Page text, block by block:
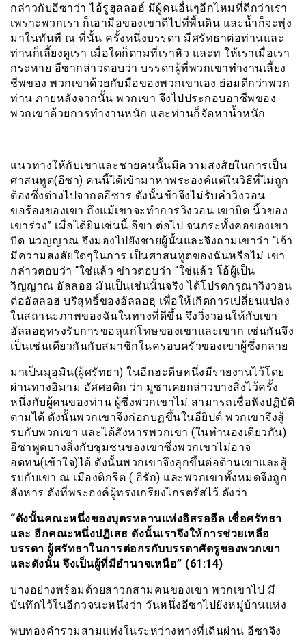
กล่าวกับอีซาว่า ไอ้รูฮุลลอฮ์ มีผู้คนอื่นๆอีกไหมที่ดีกว่าเรา
เพราะพวกเรา ก็เอามือของเขาตีไปที่พื้นดิน และน้ำก็จะพุ่ง
มาในทันที ณ ที่นั้น ครั้งหนึ่งบรรดา มีศรัทธาต่อท่านและ
ท่านก็เลี้ยงดูเรา เมื่อใดก็ตามที่เราหิว และท ให้เราเมื่อเรา
กระหาย อีซากล่าวตอบว่า บรรดาผู้ที่พวกเขาทำงานเลี้ยง
ชีพของ พวกเขาด้วยกับมือของพวกเขาเอง ย่อมดีกว่าพวก
ท่าน ภายหลังจากนั้น พวกเขา จึงไปประกอบอาชีพของ
พวกเขาด้วยการทำงานหนัก และท่านก็จัดหาน้ำหนัก
แนวทางให้กับเขาและชายคนนั้นมีความสงสัยในการเป็น
ศาสนทูต(อีซา) คนนี้ได้เข้ามาหาพระองค์แต่ในวิธีที่ไม่ถูก
ต้องซึ่งต่างไปจากดอีซาร ดังนั้นข้าจึงไม่รับคำวิงวอน
ขอร้องของเขา ถึงแม้เขาจะทำการวิงวอน เขาบิด นิ้วของ
เขาร่วง” เมื่อได้ยินเช่นนี้ อีขา ต่อไป จนกระทั้งคอของเขา
บิด นวญญาณ จึงมองไปยังชายผู้นั้นและจึงถามเขาว่า “เจ้า
มีความสงสัยใดๆในการ เป็นศาสนทูตของฉันหรือไม่ เขา
กล่าวตอบว่า “ใช่แล้ว ข่าวตอบว่า “ใช่แล้ว โอ้ผู้เป็น
วิญญาณ อัลลอฮ มันเป็นเช่นนั้นจริง ได้โปรดกรุณาวิงวอน
ต่ออัลลอฮ บริสุทธิ์ของอัลลอฮฺ เพื่อให้เกิดการเปลี่ยนแปลง
ในสถานะภาพของฉันในทางที่ดีขึ้น จึงวิ่งวอนให้กับเขา
อัลลอฮฺทรงรับการขอลุแก่โทษของเขาและเขาก เช่นกันจึง
เป็นเช่นเดียวกันกับสมาชิกในครอบครัวของเขาผู้ซึ่งกลาย
มาเป็นมุอฺมิน(ผู้ศรัทธา) ในอีกฮะดีษหนึ่งมีรายงานไว้โดย
ผ่านทางอิมาม อัศศอดิก ว่า มูซาเคยกล่าวบางสิ่งไว้ครั้ง
หนึ่งกับผู้คนของท่าน ผู้ซึ่งพวกเขาไม่ สามารถเชื่อฟังปฏิบัติ
ตามได้ ดังนั้นพวกเขาจึงก่อกบฏขึ้นในอียิปต์ พวกเขาจึงสู้
รบกับพวกเขา และได้สังหารพวกเขา (ในทำนองเดียวกัน)
อีซาพูดบางสิ่งกับชุมชนของเขาซึ่งพวกเขาไม่อาจ
อดทน(เข้าใจ)ได้ ดังนั้นพวกเขาจึงลุกขึ้นต่อต้านเขาและสู้
รบกับเขา ณ เมืองติกรีต ( อิรัก) และพวกเขาทั้งหมดจึงถูก
สังหาร ดังที่พระองค์ผู้ทรงเกรียงไกรตรัสไว้ ดังว่า
“ดังนั้นคณะหนึ่งของบุตรหลานแห่งอิสรออีล เชื่อศรัทธา
และ อีกคณะหนึ่งปฏิเสธ ดังนั้นเราจึงให้การช่วยเหลือ
บรรดา ผู้ศรัทธาในการต่อกรกับบรรดาศัตรูของพวกเขา
และดังนั้น จึงเป็นผู้ที่มีอำนาจเหนือ” (61:14)
บางอย่างพร้อมด้วยสาวกสามคนของเขา พวกเขาไป มี
บันทึกไว้ในอีกวจนะหนึ่งว่า วันหนึ่งอีซาไปยังหมู่บ้านแห่ง
พบทองคำรวมสามแท่งในระหว่างทางที่เดินผ่าน อีซาจึง